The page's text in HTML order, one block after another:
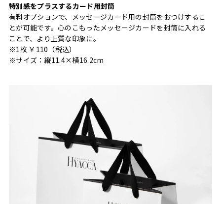
特別感をプラスするカード用封筒
有料オプションで、メッセージカード用の封筒をおつけするこ
とが可能です。心のこもったメッセージカードを封筒に入れる
ことで、より上質な印象に。
※1枚 ￥110（税込）
※サイズ：縦11.4×横16.2cm